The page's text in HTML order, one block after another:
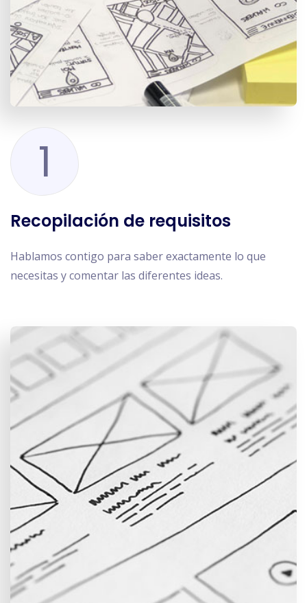
1
Recopilación de requisitos
Hablamos contigo para saber exactamente lo que
necesitas y comentar las diferentes ideas.